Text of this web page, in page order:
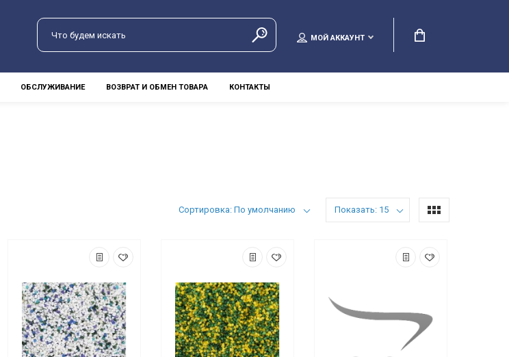
МОЙ АККАУНТ
ОБСЛУЖИВАНИЕ ВОЗВРАТ И ОБМЕН ТОВАРА КОНТАКТЫ
Сортировка: По умолчанию Показать: 15